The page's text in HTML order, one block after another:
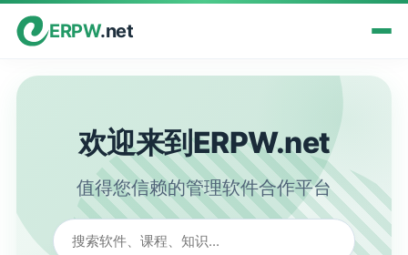
ERPW.net
欢迎来到ERPW.net
值得您信赖的管理软件合作平台